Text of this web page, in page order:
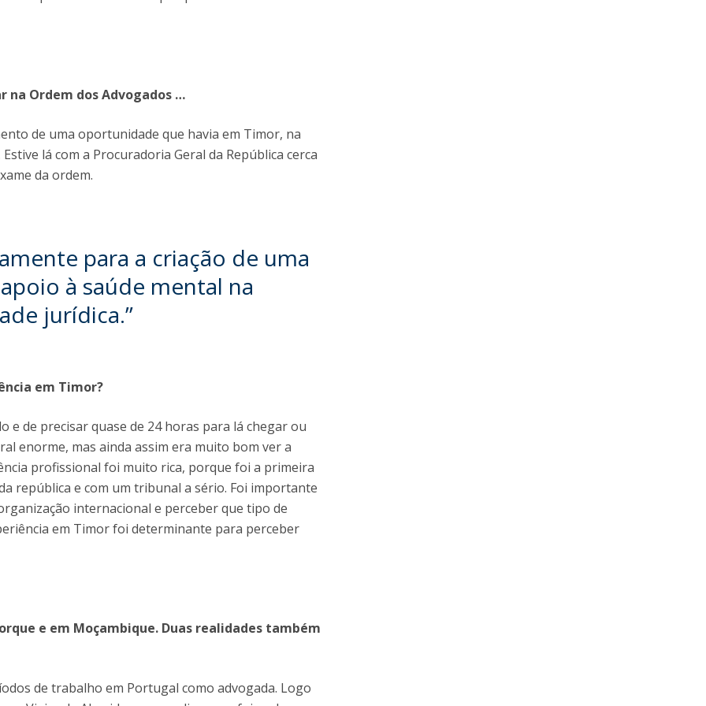
na Ordem dos Advogados …
de uma oportunidade que havia em Timor, na
lá com a Procuradoria Geral da República cerca
da ordem.
para a criação de uma
à saúde mental na
jurídica.”
em Timor?
e de precisar quase de 24 horas para lá chegar ou
enorme, mas ainda assim era muito bom ver a
profissional foi muito rica, porque foi a primeira
república e com um tribunal a sério. Foi importante
internacional e perceber que tipo de
em Timor foi determinante para perceber
e em Moçambique. Duas realidades também
de trabalho em Portugal como advogada. Logo